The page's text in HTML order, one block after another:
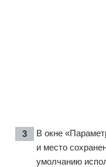
В окне
и место
умолчанию